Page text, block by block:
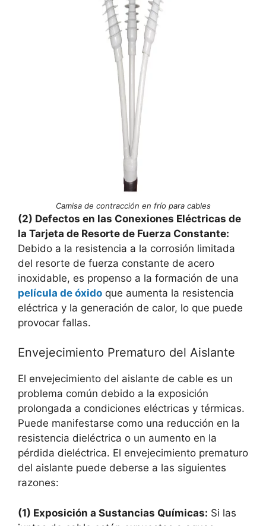
Camisa de contracción en frío para cables
(2) Defectos en las Conexiones Eléctricas de
la Tarjeta de Resorte de Fuerza Constante:
Debido a la resistencia a la corrosión limitada
del resorte de fuerza constante de acero
inoxidable, es propenso a la formación de una
película de óxido que aumenta la resistencia
eléctrica y la generación de calor, lo que puede
provocar fallas.
Envejecimiento Prematuro del Aislante
El envejecimiento del aislante de cable es un
problema común debido a la exposición
prolongada a condiciones eléctricas y térmicas.
Puede manifestarse como una reducción en la
resistencia dieléctrica o un aumento en la
pérdida dieléctrica. El envejecimiento prematuro
del aislante puede deberse a las siguientes
razones:
(1) Exposición a Sustancias Químicas: Si las